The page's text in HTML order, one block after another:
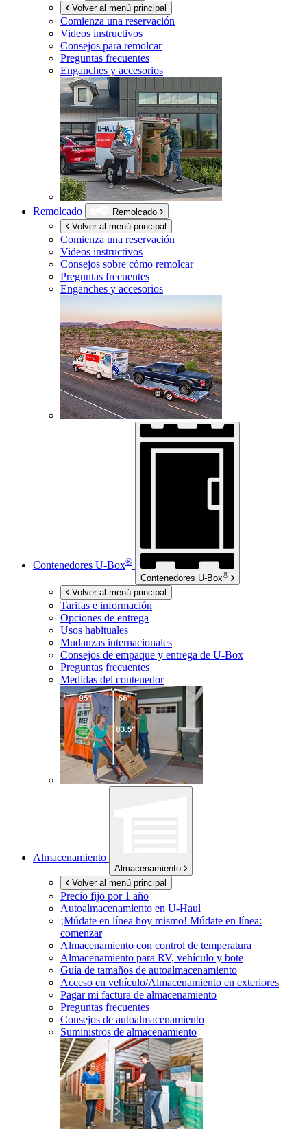
Volver al menú principal
Comienza una reservación
Videos instructivos
Consejos para remolcar
Preguntas frecuentes
Enganches y accesorios
Remolcado
Remolcado
Volver al menú principal
Comienza una reservación
Videos instructivos
Consejos sobre cómo remolcar
Preguntas frecuentes
Enganches y accesorios
Contenedores U-Box®
Contenedores U-Box®
Volver al menú principal
Tarifas e información
Opciones de entrega
Usos habituales
Mudanzas internacionales
Consejos de empaque y entrega de U-Box
Preguntas frecuentes
Medidas del contenedor
Almacenamiento
Almacenamiento
Volver al menú principal
Precio fijo por 1 año
Autoalmacenamiento en U-Haul
¡Múdate en línea hoy mismo! Múdate en línea:
comenzar
Almacenamiento con control de temperatura
Almacenamiento para RV, vehículo y bote
Guía de tamaños de autoalmacenamiento
Acceso en vehículo/Almacenamiento en exteriores
Pagar mi factura de almacenamiento
Preguntas frecuentes
Consejos de autoalmacenamiento
Suministros de almacenamiento